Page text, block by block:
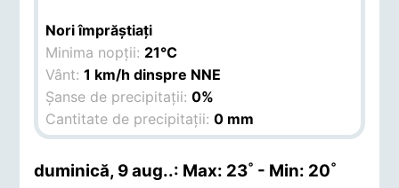
Nori împrăștiați
Minima nopții: 21°C
Vânt:1 km/h dinspre NNE
Șanse de precipitații:0%
Cantitate de precipitații:0 mm
duminică, 9 aug..: Max: 23˚ - Min: 20˚